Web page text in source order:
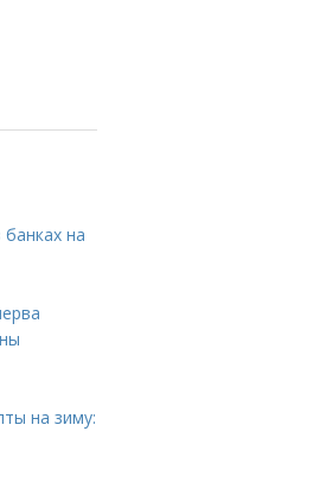
на
на зиму: